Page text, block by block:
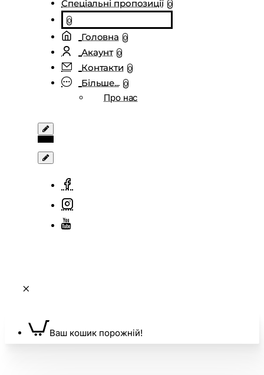
Спеціальні пропозиції 0
0
Головна 0
Акаунт 0
Контакти 0
Більше... 0
Про нас
Ваш кошик порожній!